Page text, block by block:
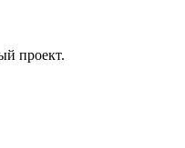
проект.